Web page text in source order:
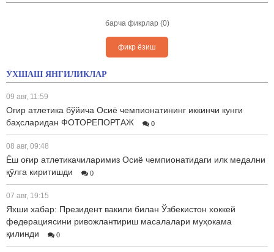
барча фикрлар (0)
фикр ёзиш
ЎХШАШ ЯНГИЛИКЛАР
09 авг, 11:59
Оғир атлетика бўйича Осиё чемпионатининг иккинчи кунги
баҳсларидан ФОТОРЕПОРТАЖ
0
08 авг, 09:48
Ёш оғир атлетикачиларимиз Осиё чемпионатидаги илк медални
қўлга киритишди
0
07 авг, 19:15
Яхши хабар: Президент вакили билан Ўзбекистон хоккей
федерациясини ривожлантириш масалалари муҳокама
қилинди
0